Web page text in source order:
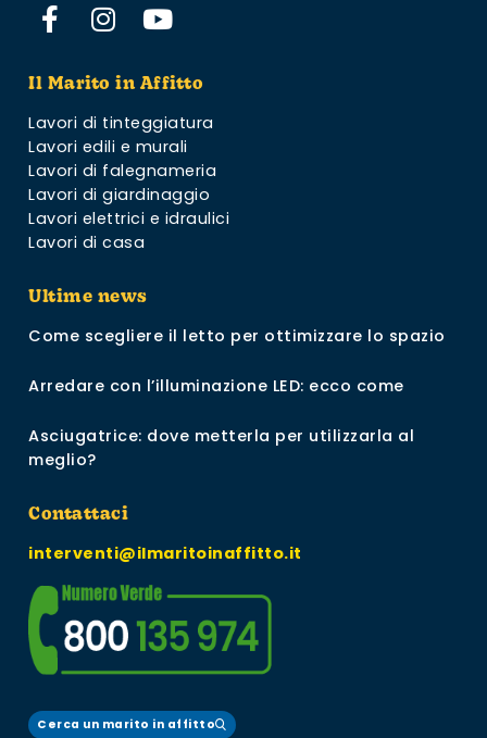
Il Marito in Affitto
Lavori di tinteggiatura
Lavori edili e murali
Lavori di falegnameria
Lavori di giardinaggio
Lavori elettrici e idraulici
Lavori di casa
Ultime news
Come scegliere il letto per ottimizzare lo spazio
Arredare con l’illuminazione LED: ecco come
Asciugatrice: dove metterla per utilizzarla al
meglio?
Contattaci
interventi@ilmaritoinaffitto.it
Cerca un marito in affitto